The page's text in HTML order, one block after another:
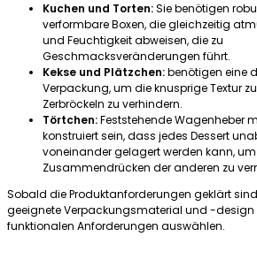
Kuchen und Torten:Sie benötigen
verformbare Boxen, die gleichzeitig
und Feuchtigkeit abweisen, die zu
Geschmacksveränderungen führt.
Kekse und Plätzchen:benötigen eine
Verpackung, um die knusprige Textur
Zerbröckeln zu verhindern.
Törtchen:Feststehende Wagenheber
konstruiert sein, dass jedes Dessert
voneinander gelagert werden kann, um
Zusammendrücken der anderen zu
Sobald die Produktanforderungen geklärt
geeignete Verpackungsmaterial und -design
funktionalen Anforderungen auswählen.